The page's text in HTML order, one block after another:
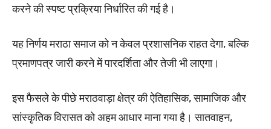
करने की स्पष्ट प्रक्रिया निर्धारित की गई है।
यह निर्णय मराठा समाज को न केवल प्रशासनिक राहत देगा, बल्कि
प्रमाणपत्र जारी करने में पारदर्शिता और तेजी भी लाएगा।
इस फैसले के पीछे मराठवाड़ा क्षेत्र की ऐतिहासिक, सामाजिक और
सांस्कृतिक विरासत को अहम आधार माना गया है। सातवाहन,